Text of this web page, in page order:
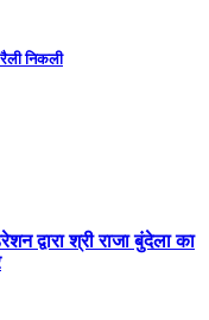
निकली
द्वारा श्री राजा बुंदेला का